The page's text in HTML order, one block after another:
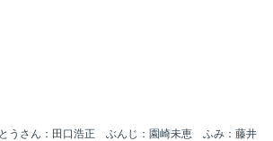
さん：田口浩正 ぶんじ：園崎未恵 ふみ：藤井